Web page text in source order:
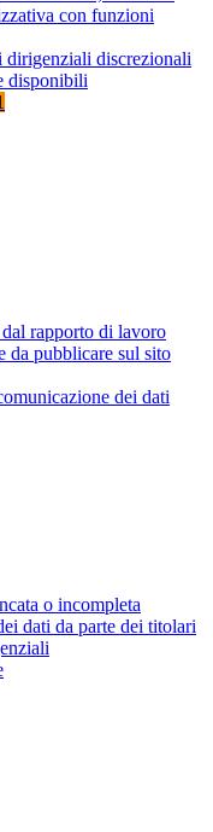
con funzioni
dirigenziali discrezionali
disponibili
rapporto di lavoro
da pubblicare sul sito
dei dati
o incompleta
dati da parte dei titolari